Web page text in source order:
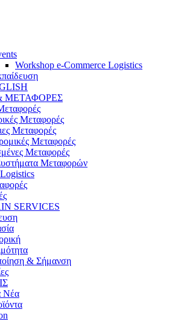
Workshop e-Commerce Logistics
ΜΕΤΑΦΟΡΕΣ
Μεταφορές
Μεταφορές
Μεταφορές
Μεταφορές
Μεταφορών
SERVICES
& Σήμανση
Νέα